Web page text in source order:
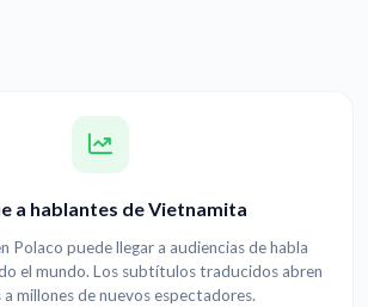
a hablantes de Vietnamita
Polaco puede llegar a audiencias de habla
el mundo. Los subtítulos traducidos abren
millones de nuevos espectadores.